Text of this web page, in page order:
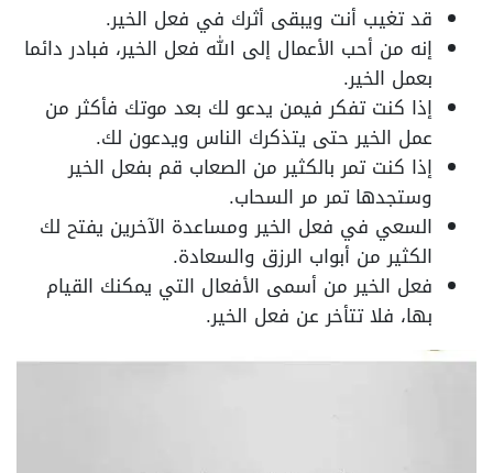
قد تغيب أنت ويبقى أثرك في فعل الخير.
إنه من أحب الأعمال إلى الله فعل الخير، فبادر دائما
بعمل الخير.
إذا كنت تفكر فيمن يدعو لك بعد موتك فأكثر من
عمل الخير حتى يتذكرك الناس ويدعون لك.
إذا كنت تمر بالكثير من الصعاب قم بفعل الخير
وستجدها تمر مر السحاب.
السعي في فعل الخير ومساعدة الآخرين يفتح لك
الكثير من أبواب الرزق والسعادة.
فعل الخير من أسمى الأفعال التي يمكنك القيام
بها، فلا تتأخر عن فعل الخير.